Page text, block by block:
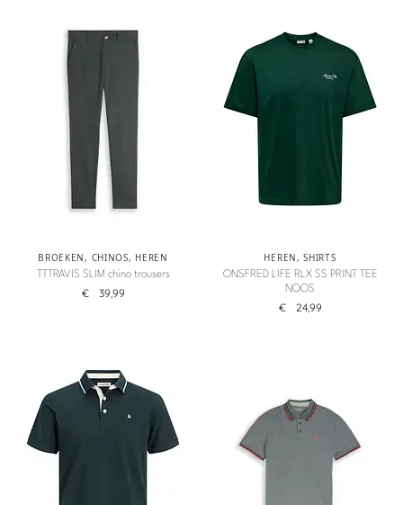
BROEKEN, CHINOS, HEREN
TTTRAVIS SLIM chino trousers
€ 39,99
HEREN,SHIRTS
ONSFRED LIFE RLX SS PRINT TEE
NOOS
€ 24,99